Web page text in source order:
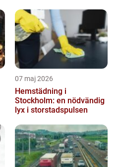
07 maj 2026
Hemstädning i
Stockholm: en nödvändig
lyx i storstadspulsen